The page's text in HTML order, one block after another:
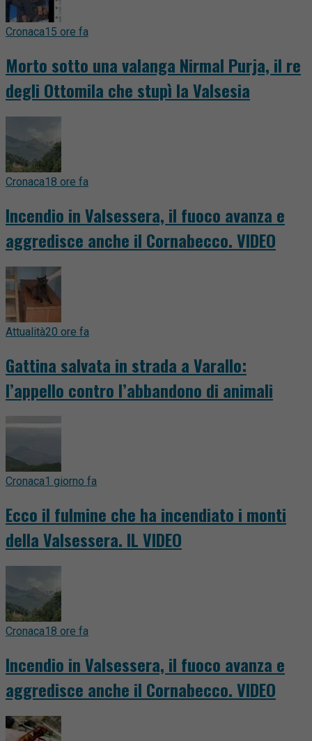
Cronaca15 ore fa
Morto sotto una valanga Nirmal Purja, il re
degli Ottomila che stupì la Valsesia
Cronaca18 ore fa
Incendio in Valsessera, il fuoco avanza e
aggredisce anche il Cornabecco. VIDEO
Attualità20 ore fa
Gattina salvata in strada a Varallo:
l’appello contro l’abbandono di animali
Cronaca1 giorno fa
Ecco il fulmine che ha incendiato i monti
della Valsessera. IL VIDEO
Cronaca18 ore fa
Incendio in Valsessera, il fuoco avanza e
aggredisce anche il Cornabecco. VIDEO